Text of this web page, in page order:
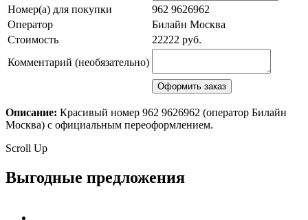
Номер(а) для покупки
962 9626962
Оператор
Билайн Москва
Стоимость
22222 руб.
Комментарий (необязательно)
Описание: Красивый номер 962 9626962 (оператор Билайн
Москва) с официальным переоформлением.
Scroll Up
Выгодные предложения